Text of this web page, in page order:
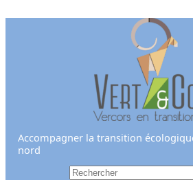
Accompagner la transition
nord